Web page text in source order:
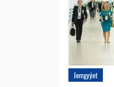
Jemgyýet